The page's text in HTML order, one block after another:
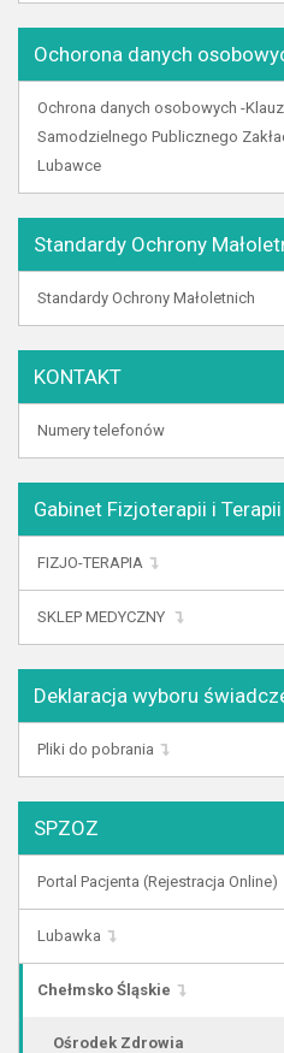
Ochorona danych
Ochrona danych osobowych -
Samodzielnego Publicznego
Lubawce
Standardy Ochrony
Standardy Ochrony Małoletnich
KONTAKT
Numery telefonów
Gabinet Fizjoterapii i
FIZJO-TERAPIA
SKLEP MEDYCZNY
Deklaracja wyboru
Pliki do pobrania
SPZOZ
Portal Pacjenta (Rejestracja Online)
Lubawka
Chełmsko Śląskie
Ośrodek Zdrowia